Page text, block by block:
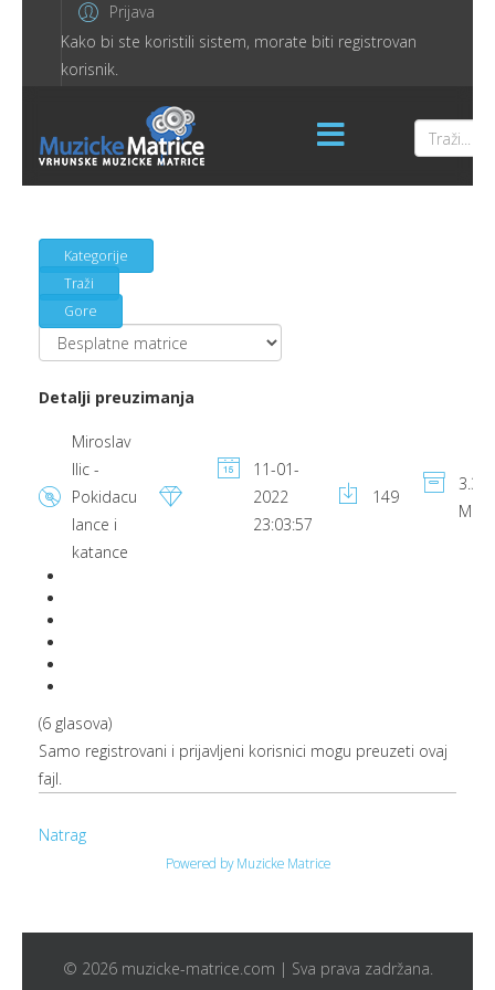
Prijava
Kako bi ste koristili sistem, morate biti registrovan
korisnik.
Kategorije
Traži
Gore
Detalji preuzimanja
Miroslav
Ilic -
Pokidacu
lance i
katance
11-01-
2022
23:03:57
149
3.33
MB
(6 glasova)
Samo registrovani i prijavljeni korisnici mogu preuzeti ovaj
fajl.
Natrag
Powered by Muzicke Matrice
© 2026 muzicke-matrice.com | Sva prava zadržana.